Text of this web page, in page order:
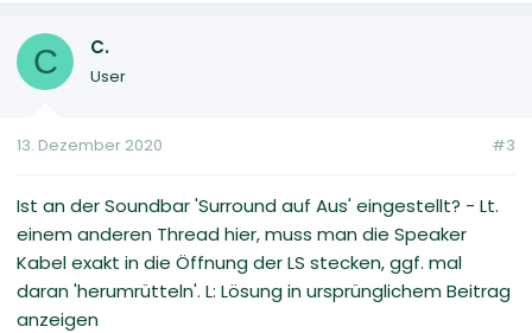
C C.
User
13. Dezember 2020 #3
Ist an der Soundbar 'Surround auf Aus' eingestellt? - Lt.
einem anderen Thread hier, muss man die Speaker
Kabel exakt in die Öffnung der LS stecken, ggf. mal
daran 'herumrütteln'. L: Lösung in ursprünglichem Beitrag
anzeigen